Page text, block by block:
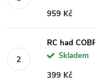
959 Kč
RC had
Skladem
399 Kč